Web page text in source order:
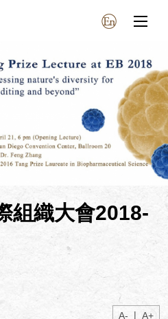
組織大會2018-
A- | A+